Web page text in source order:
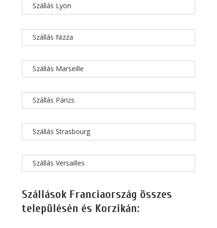
Szállás Lyon
Szállás Nizza
Szállás Marseille
Szállás Párizs
Szállás Strasbourg
Szállás Versailles
Szállások Franciaország összes
településén és Korzikán: